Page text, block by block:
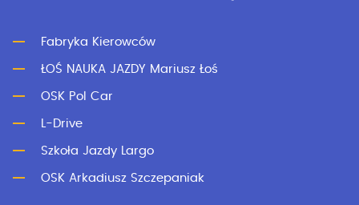
Fabryka Kierowców
ŁOŚ NAUKA JAZDY Mariusz Łoś
OSK Pol Car
L-Drive
Szkoła Jazdy Largo
OSK Arkadiusz Szczepaniak